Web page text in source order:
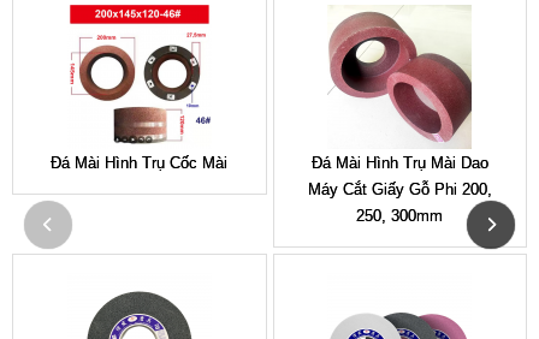
Đá Mài Hình Trụ Cốc Mài
Đá Mài Hình Trụ Mài Dao
Máy Cắt Giấy Gỗ Phi 200,
250, 300mm